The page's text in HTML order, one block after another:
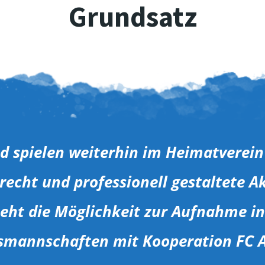
Grundsatz
spielen weiterhin im
und professionell gestaltete
die Möglichkeit zur Aufnahme
mit Kooperation FC